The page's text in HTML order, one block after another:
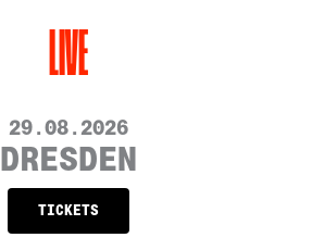
LIVE
29.08.2026
DRESDEN
TICKETS